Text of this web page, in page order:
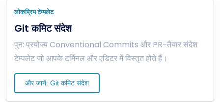
लोकप्रिय टेम्पलेट
Git कमिट संदेश
पुन: प्रयोज्य Conventional Commits और PR-तैयार संदेश
टेम्पलेट जो आपके टर्मिनल और एडिटर में विस्तृत होते हैं।
और जानें: Git कमिट संदेश